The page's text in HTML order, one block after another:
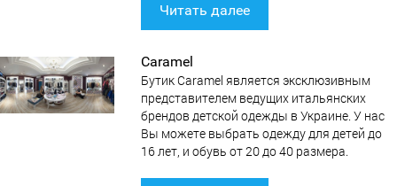
Читать далее
Caramel
Бутик Caramel является эксклюзивным
представителем ведущих итальянских
брендов детской одежды в Украине. У нас
Вы можете выбрать одежду для детей до
16 лет, и обувь от 20 до 40 размера.